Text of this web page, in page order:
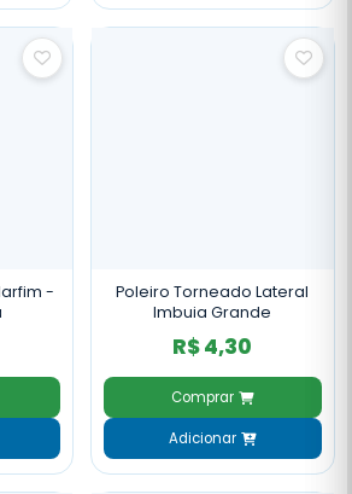
-
Poleiro Torneado Lateral
Imbuia Grande
R$ 4,30
Comprar
Adicionar